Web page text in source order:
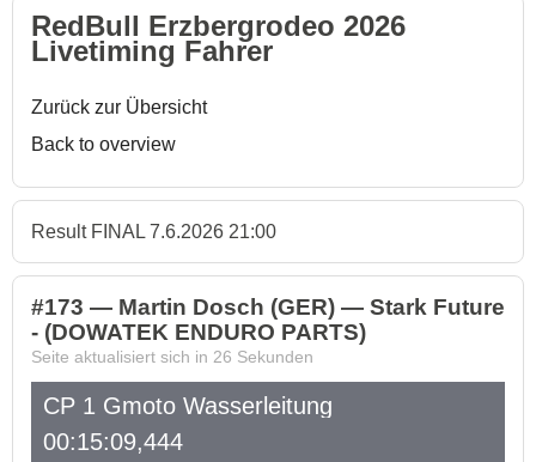
RedBull Erzbergrodeo 2026
Livetiming Fahrer
Zurück zur Übersicht
Back to overview
Result FINAL 7.6.2026 21:00
#173 — Martin Dosch (GER) — Stark Future
- (DOWATEK ENDURO PARTS)
Seite aktualisiert sich in 26 Sekunden
CP 1 Gmoto Wasserleitung
00:15:09,444